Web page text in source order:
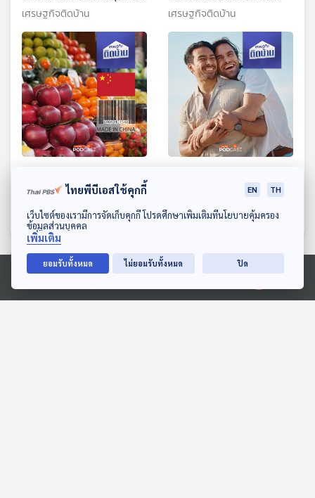
ดาวน์โหลด Thai PBS Podcast Application
Ⓒ 2020 องค์การกระจายเสียงและแพร่ภาพสาธารณะแห่งประเทศไทย
จุดแข็งจุดอ่อนคืออะไร
เศรษฐกิจติดบ้าน เศรษฐกิจติดบ้าน
เข้าไทย ทางเลือกผู้บริโภค
ความกังวลผู้ประกอบการ
เศรษฐกิจติดบ้าน
สิทธิ เงินทอง เรื่องต้องรู้
เศรษฐกิจติดบ้าน
ตอนที่เกี่ยวข้อง
ไทยพีบีเอสใช้คุกกี้ EN TH
เว็บไซต์ของเรามีการจัดเก็บคุกกี้ โปรดศึกษาเพิ่มเติมที่นโยบายคุ้มครอง
ข้อมูลส่วนบุคคล
เพิ่มเติม
ยอมรับทั้งหมด ไม่ยอมรับทั้งหมด ปิด